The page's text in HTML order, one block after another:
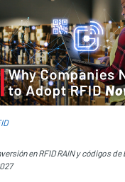
en RFID RAIN y códigos de